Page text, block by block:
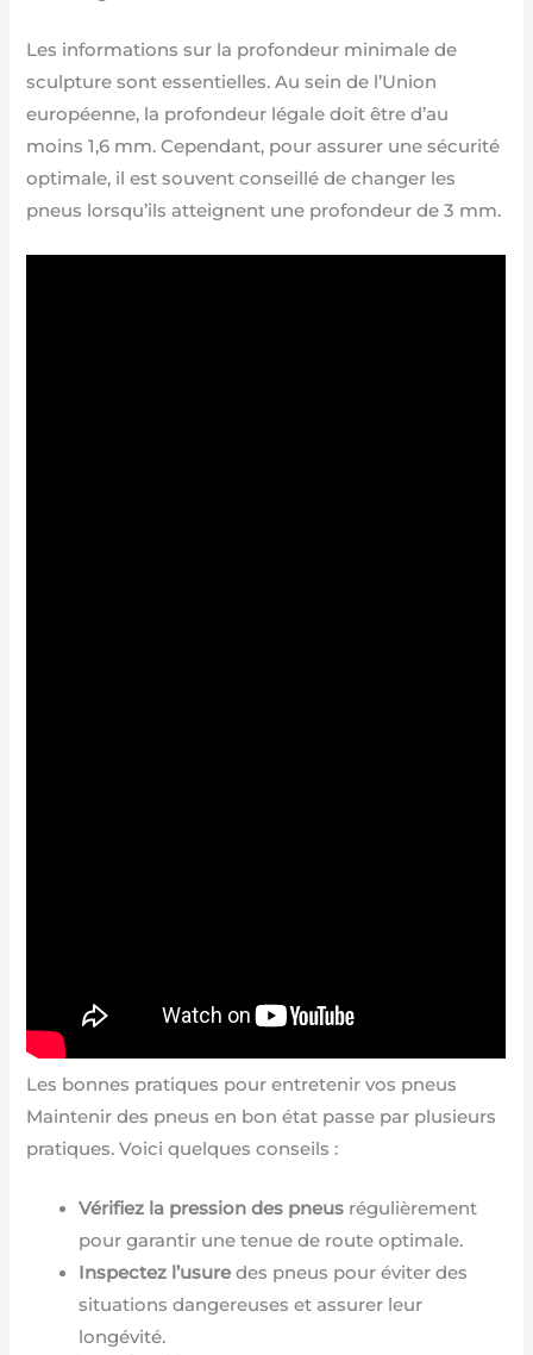
Les informations sur la profondeur minimale de
sculpture sont essentielles. Au sein de l’Union
européenne, la profondeur légale doit être d’au
moins 1,6 mm. Cependant, pour assurer une sécurité
optimale, il est souvent conseillé de changer les
pneus lorsqu’ils atteignent une profondeur de 3 mm.
Les bonnes pratiques pour entretenir vos pneus
Maintenir des pneus en bon état passe par plusieurs
pratiques. Voici quelques conseils :
Vérifiez la pression des pneus régulièrement
pour garantir une tenue de route optimale.
Inspectez l’usure des pneus pour éviter des
situations dangereuses et assurer leur
longévité.